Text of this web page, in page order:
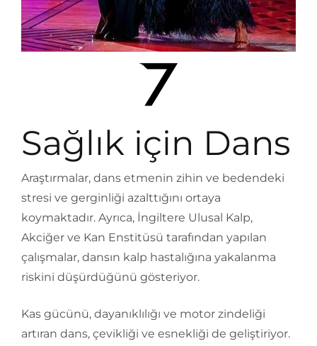
Sağlık için Dans
Araştırmalar, dans etmenin zihin ve bedendeki
stresi ve gerginliği azalttığını ortaya
koymaktadır. Ayrıca, İngiltere Ulusal Kalp,
Akciğer ve Kan Enstitüsü tarafından yapılan
çalışmalar, dansın kalp hastalığına yakalanma
riskini düşürdüğünü gösteriyor.
Kas gücünü, dayanıklılığı ve motor zindeliği
artıran dans, çevikliği ve esnekliği de geliştiriyor.